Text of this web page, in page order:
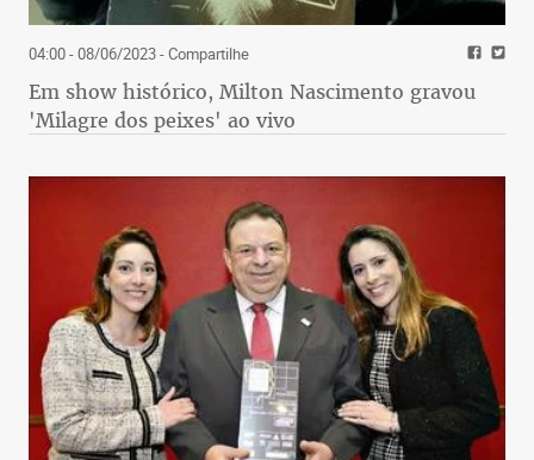
04:00 - 08/06/2023- Compartilhe
Em show histórico, Milton Nascimento gravou
'Milagre dos peixes' ao vivo